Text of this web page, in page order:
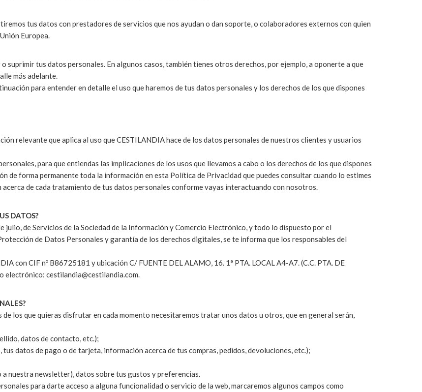
tus datos con prestadores de servicios que nos ayudan o dan soporte, o colaboradores externos con quien
Europea.
suprimir tus datos personales. En algunos casos, también tienes otros derechos, por ejemplo, a oponerte a que
más adelante.
para entender en detalle el uso que haremos de tus datos personales y los derechos de los que dispones
relevante que aplica al uso que CESTILANDIA hace de los datos personales de nuestros clientes y usuarios
para que entiendas las implicaciones de los usos que llevamos a cabo o los derechos de los que dispones
de forma permanente toda la información en esta Política de Privacidad que puedes consultar cuando lo estimes
de cada tratamiento de tus datos personales conforme vayas interactuando con nosotros.
DATOS?
de Servicios de la Sociedad de la Información y Comercio Electrónico, y todo lo dispuesto por el
de Datos Personales y garantía de los derechos digitales, se te informa que los responsables del
con CIF nº B86725181 y ubicación C/ FUENTE DEL ALAMO, 16. 1ª PTA. LOCAL A4-A7. (C.C. PTA. DE
cestilandia@cestilandia.com.
los que quieras disfrutar en cada momento necesitaremos tratar unos datos u otros, que en general serán,
datos de contacto, etc.);
datos de pago o de tarjeta, información acerca de tus compras, pedidos, devoluciones, etc.);
nuestra newsletter), datos sobre tus gustos y preferencias.
para darte acceso a alguna funcionalidad o servicio de la web, marcaremos algunos campos como